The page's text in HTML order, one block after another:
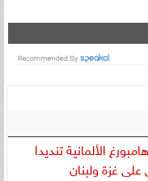
الألمانية تنديدا
على غزة ولبنان